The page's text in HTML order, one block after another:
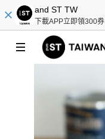
and ST TW
下載APP立即領300券